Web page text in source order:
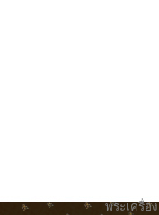
พระเครื่อง